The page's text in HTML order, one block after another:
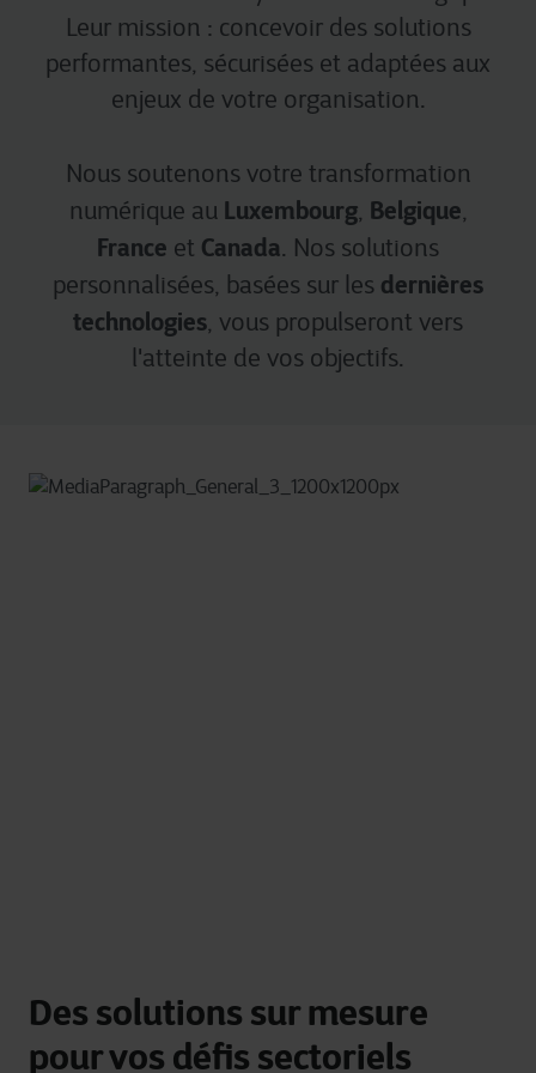
Leur mission : concevoir des solutions
performantes, sécurisées et adaptées aux
enjeux de votre organisation.
Nous soutenons votre transformation
numérique au Luxembourg, Belgique,
France et Canada. Nos solutions
personnalisées, basées sur les dernières
technologies, vous propulseront vers
l'atteinte de vos objectifs.
Des solutions sur mesure
pour vos défis sectoriels